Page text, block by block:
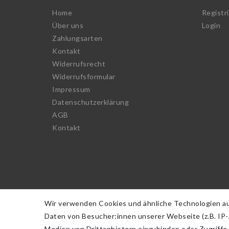
Home
Über uns
Zahlungsarten
Kontakt
Widerrufs­recht
Widerrufs­formular
Impressum
Daten­schutz­erklärung
AGB
Kontakt
Login
Wir verwenden Cookies und ähnliche Technologien
Daten von Besucher:innen unserer Webseite (z.B.